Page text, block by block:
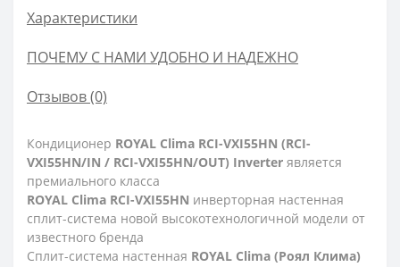
Характеристики
ПОЧЕМУ С НАМИ УДОБНО И НАДЕЖНО
Отзывов (0)
Кондиционер ROYAL Clima RCI-VXI55HN (RCI-
VXI55HN/IN / RCI-VXI55HN/OUT) Inverter является
премиального класса
ROYAL Clima RCI-VXI55HN инверторная настенная
сплит-система новой высокотехнологичной модели от
известного бренда
Сплит-система настенная ROYAL Clima (Роял Клима)